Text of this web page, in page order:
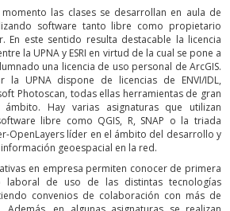
las clases se desarrollan en aula de
software tanto libre como propietario
En este sentido resulta destacable la licencia
la UPNA y ESRI en virtud de la cual se pone a
una licencia de uso personal de ArcGIS.
la UPNA dispone de licencias de ENVI/IDL,
Photoscan, todas ellas herramientas de gran
Hay varias asignaturas que utilizan
libre como QGIS, R, SNAP o la triada
OpenLayers líder en el ámbito del desarrollo y
geoespacial en la red.
en empresa permiten conocer de primera
laboral de uso de las distintas tecnologías
convenios de colaboración con más de